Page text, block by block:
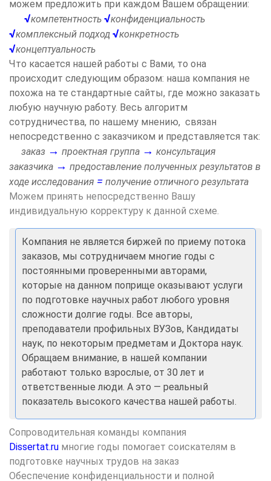
можем предложить при каждом Вашем обращении:
√компетентность √конфиденциальность
√комплексный подход √конкретность
√концептуальность
Что касается нашей работы с Вами, то она
происходит следующим образом: наша компания не
похожа на те стандартные сайты, где можно заказать
любую научную работу. Весь алгоритм
сотрудничества, по нашему мнению, связан
непосредственно с заказчиком и представляется так:
заказ → проектная группа → консультация
заказчика → предоставление полученных результатов в
ходе исследования = получение отличного результата
Можем принять непосредственно Вашу
индивидуальную корректуру к данной схеме.
Компания не является биржей по приему потока
заказов, мы сотрудничаем многие годы с
постоянными проверенными авторами,
которые на данном поприще оказывают услуги
по подготовке научных работ любого уровня
сложности долгие годы. Все авторы,
преподаватели профильных ВУЗов, Кандидаты
наук, по некоторым предметам и Доктора наук.
Обращаем внимание, в нашей компании
работают только взрослые, от 30 лет и
ответственные люди. А это — реальный
показатель высокого качества нашей работы.
Сопроводительная команды компания
Dissertat.ru многие годы помогает соискателям в
подготовке научных трудов на заказ
Обеспечение конфиденциальности и полной